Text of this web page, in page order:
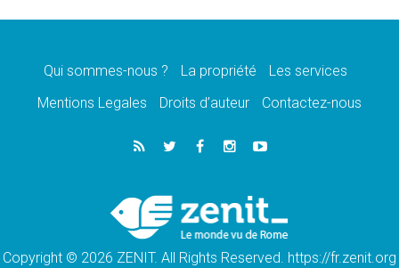
07.08.2026
07.08.2026
de l'Assomption et mémoire nationale
«La paix commence par l'empathie» estime
le cardinal Parolin
En Colombie, «la paix ne s'achète pas avec
une signature»
Qui sommes-nous ? La propriété
Les services
Mentions Legales
Droits d’auteur Contactez-nous
Copyright © 2026 ZENIT. All Rights Reserved. https://fr.zenit.org